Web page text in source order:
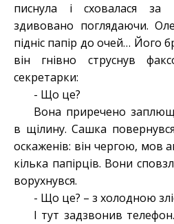
писнула і сховалася
здивовано поглядаючи.
підніс папір до очей… Його
він гнівно струснув
секретарки:
- Що це?
Вона приречено
в щілину. Сашка
оскаженів: він чергою, мов
кілька папірців. Вони
ворухнувся.
- Що це? – з холодною
І тут задзвонив